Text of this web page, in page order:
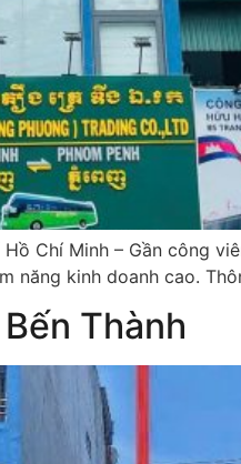
Chí Minh – Gần công
năng kinh doanh cao.
Thành